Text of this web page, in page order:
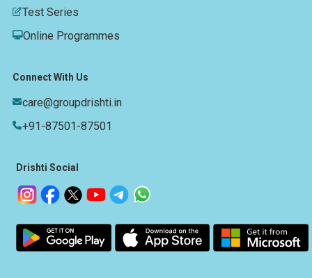
Test Series
Online Programmes
Connect With Us
care@groupdrishti.in
+91-87501-87501
Drishti Social